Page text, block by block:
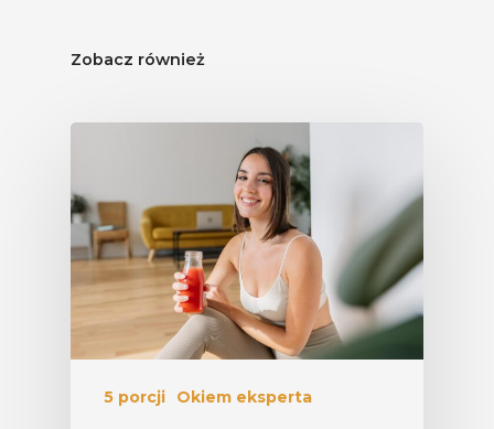
Zobacz również
5 porcji Okiem eksperta